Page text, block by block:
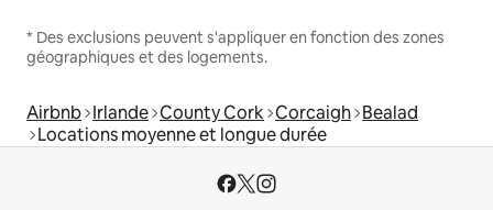
* Des exclusions peuvent s'appliquer en fonction des zones
géographiques et des logements.
Airbnb Irlande County Cork Corcaigh Bealad
Locations moyenne et longue durée